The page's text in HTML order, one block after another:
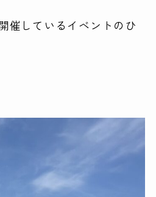
催しているイベントのひ